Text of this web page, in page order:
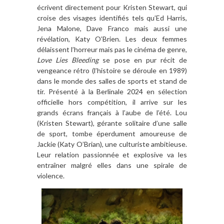
écrivent directement pour Kristen Stewart, qui
croise des visages identifiés tels qu’Ed Harris,
Jena Malone, Dave Franco mais aussi une
révélation, Katy O’Brien. Les deux femmes
délaissent l’horreur mais pas le cinéma de genre,
Love Lies Bleedingse pose en pur récit de
vengeance rétro (l’histoire se déroule en 1989)
dans le monde des salles de sports et stand de
tir. Présenté à la Berlinale 2024 en sélection
officielle hors compétition, il arrive sur les
grands écrans français à l’aube de l’été. Lou
(Kristen Stewart), gérante solitaire d’une salle
de sport, tombe éperdument amoureuse de
Jackie (Katy O’Brian), une culturiste ambitieuse.
Leur relation passionnée et explosive va les
entraîner malgré elles dans une spirale de
violence.